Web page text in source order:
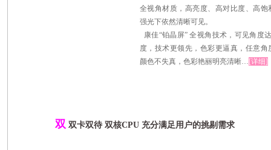
全视角材质，高亮度、高对比度、高饱
强光下依然清晰可见。
康佳“铂晶屏” 全视角技术，可见角度
度，技术更领先，色彩更逼真，任意角
颜色不失真，色彩艳丽明亮清晰… [详细]
双 双卡双待 双核CPU 充分满足用户的挑剔需求